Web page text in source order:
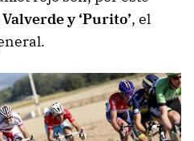
y ‘Purito’, el